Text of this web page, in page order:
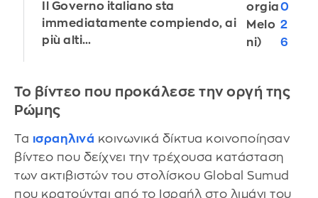
Il Governo italiano sta
immediatamente compiendo, ai
più alti…
orgia
Melo
ni)
0
2
6
Το βίντεο που προκάλεσε την οργή της
Ρώμης
Τα ισραηλινά κοινωνικά δίκτυα κοινοποίησαν
βίντεο που δείχνει την τρέχουσα κατάσταση
των ακτιβιστών του στολίσκου Global Sumud
που κρατούνται από το Ισραήλ στο λιμάνι του